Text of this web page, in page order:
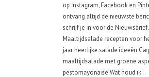
op Instagram, Facebook en
ontvang altijd de nieuwste
schrijf je in voor de
Maaltijdsalade recepten voor
jaar heerlijke salade ideeën
maaltijdsalade met groene
pestomayonaise Wat houd ik...